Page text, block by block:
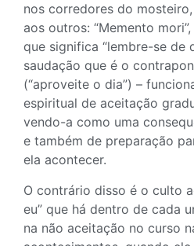
nos corredores do
aos outros: “Memento
que significa “lembre-se de
saudação que é o
(“aproveite o dia”) –
espiritual de aceitação
vendo-a como uma
e também de preparação
ela acontecer.
O contrário disso é o culto
eu” que há dentro de cada
na não aceitação no curso